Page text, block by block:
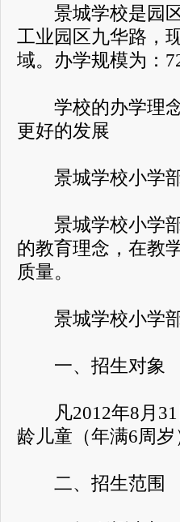
景城学校是园区
工业园区九华路，
域。办学规模为：
学校的办学理念
更好的发展
景城学校小学部
景城学校小学部
的教育理念，在教
质量。
景城学校小学部
一、招生对象
凡2012年8月31
龄儿童（年满6周岁
二、招生范围